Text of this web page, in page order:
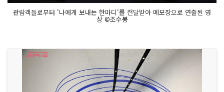
관람객들로부터 '나에게 보내는 한마디'를 전달받아 메모장으로 연출된 영
상 ©조수봉